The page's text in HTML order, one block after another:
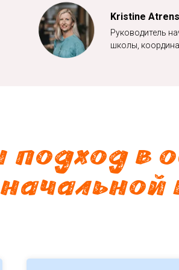
Kristine Atrens
Руководитель
школы,
в
начальной